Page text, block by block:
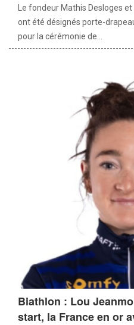
Le fondeur Mathis Desloges
ont été désignés porte-
pour la cérémonie de...
Biathlon : Lou
start, la France en or